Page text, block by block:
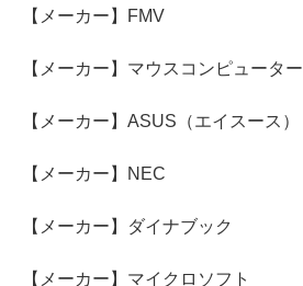
【メーカー】FMV
【メーカー】マウスコンピューター
【メーカー】ASUS（エイスース）
【メーカー】NEC
【メーカー】ダイナブック
【メーカー】マイクロソフト